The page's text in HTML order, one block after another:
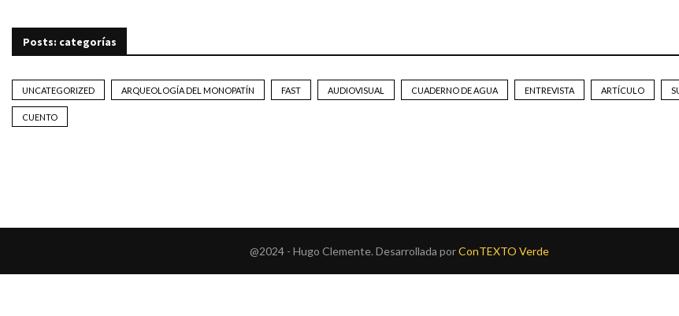
Posts: categorías
UNCATEGORIZED ARQUEOLOGÍA DEL MONOPATÍN FAST AUDIOVISUAL CUADERNO DE AGUA ENTREVISTA ARTÍCULO
CUENTO
@2024 - Hugo Clemente. Desarrollada porConTEXTO Verde